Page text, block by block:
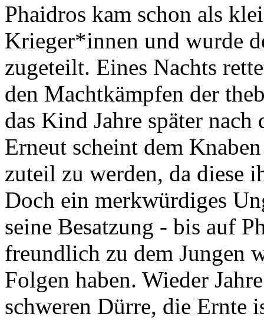
Phaidros kam schon als
Krieger*innen und wurde
zugeteilt. Eines Nachts
den Machtkämpfen der
das Kind Jahre später
Erneut scheint dem
zuteil zu werden, da diese
Doch ein merkwürdiges
seine Besatzung - bis auf
freundlich zu dem Jungen
Folgen haben. Wieder
schweren Dürre, die Ernte